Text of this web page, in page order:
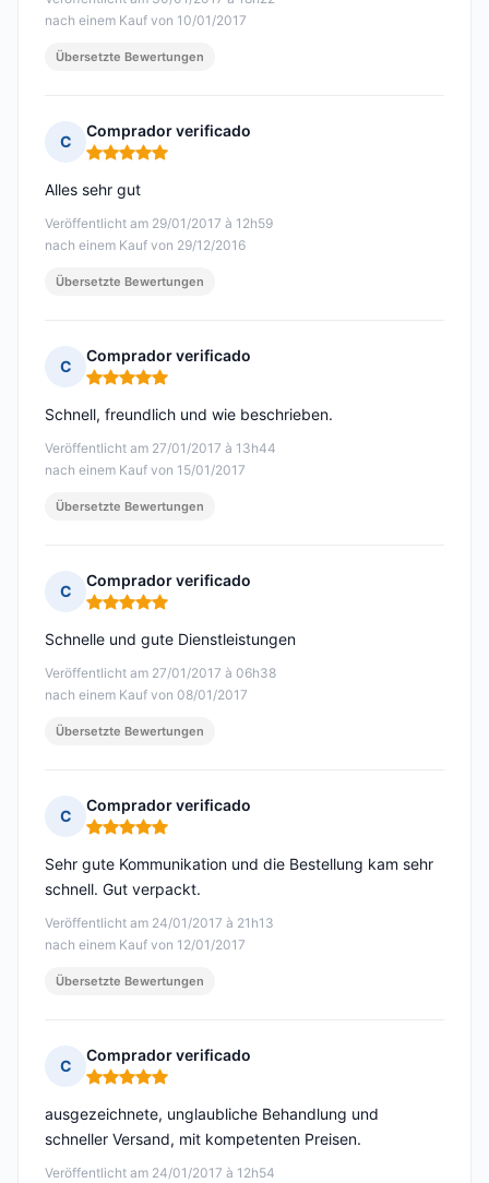
nach einem Kauf von 10/01/2017
Übersetzte Bewertungen
C
Comprador verificado
Hinweis: 5 von 5
Veröffentlicht am 29/01/2017 à 12h59
nach einem Kauf von 29/12/2016
Alles sehr gut
Übersetzte Bewertungen
C
Comprador verificado
Hinweis: 5 von 5
Veröffentlicht am 27/01/2017 à 13h44
nach einem Kauf von 15/01/2017
Schnell, freundlich und wie beschrieben.
Übersetzte Bewertungen
C
Comprador verificado
Hinweis: 5 von 5
Veröffentlicht am 27/01/2017 à 06h38
nach einem Kauf von 08/01/2017
Schnelle und gute Dienstleistungen
Übersetzte Bewertungen
C
Comprador verificado
Hinweis: 5 von 5
Veröffentlicht am 24/01/2017 à 21h13
nach einem Kauf von 12/01/2017
Sehr gute Kommunikation und die Bestellung kam sehr
schnell. Gut verpackt.
Übersetzte Bewertungen
C
Comprador verificado
Hinweis: 5 von 5
Veröffentlicht am 24/01/2017 à 12h54
ausgezeichnete, unglaubliche Behandlung und
schneller Versand, mit kompetenten Preisen.